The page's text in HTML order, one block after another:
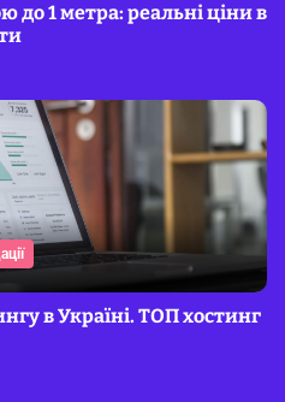
до 1 метра: реальні ціни в
в Україні. ТОП хостинг